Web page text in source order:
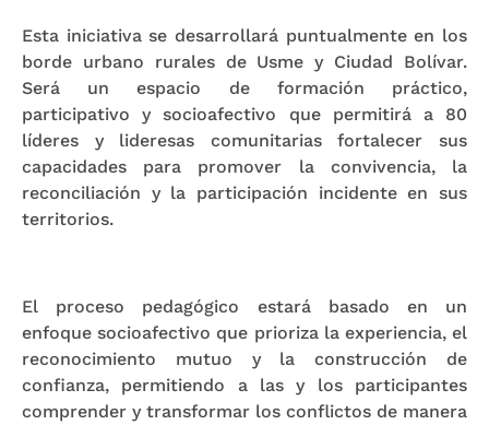
Esta iniciativa se desarrollará puntualmente en los
borde urbano rurales de Usme y Ciudad Bolívar.
Será un espacio de formación práctico,
participativo y socioafectivo que permitirá a 80
líderes y lideresas comunitarias fortalecer sus
capacidades para promover la convivencia, la
reconciliación y la participación incidente en sus
territorios.
El proceso pedagógico estará basado en un
enfoque socioafectivo que prioriza la experiencia, el
reconocimiento mutuo y la construcción de
confianza, permitiendo a las y los participantes
comprender y transformar los conflictos de manera